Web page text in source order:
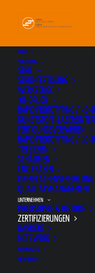
HOME
SOLUTIONS
SERIE
SERIENFERTIGUNG
WERKZEUGE
3D-DRUCK
RAPID PROTOTYPING / 3D-
KUNSTSTOFF-
FERTIGUNGSVERFAHREN
RAPID PROTOTYPING / 3D-
TIEFZIEHEN
SCHÄUMEN
CNC-FRÄSEN
OBERFLÄCHENVEREDELUNG
QUALITÄTSMANAGEMENT
UNTERNEHMEN
PHILOSOPHIE & HISTORIE
ZERTIFIZIERUNGEN
KARRIERE
NETZWERK
REFERENZEN
NEWSROOM
WIR SIND
DIN EN ISO 9001 :
DIN EN ISO 14001 :
Erneuerbare Energie
TISAX Stufe 3